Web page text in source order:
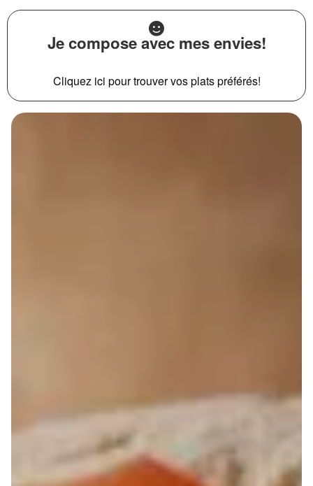
Je compose avec mes envies!
Cliquez ici pour trouver vos plats préférés!